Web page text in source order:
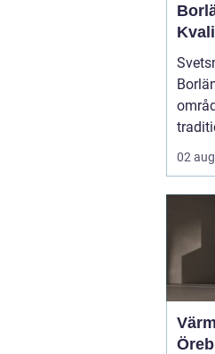
02
Örebro